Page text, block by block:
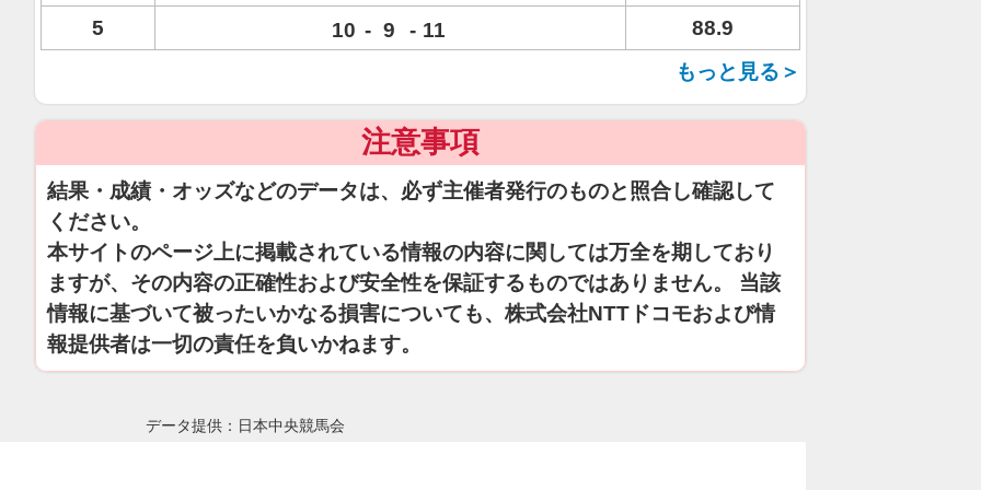
5
10 - 9 - 11
88.9
もっと見る＞
注意事項
結果・成績・オッズなどのデータは、必ず主催者発行のものと照合し確認して
ください。
本サイトのページ上に掲載されている情報の内容に関しては万全を期しており
ますが、その内容の正確性および安全性を保証するものではありません。 当該
情報に基づいて被ったいかなる損害についても、株式会社NTTドコモおよび情
報提供者は一切の責任を負いかねます。
データ提供：日本中央競馬会